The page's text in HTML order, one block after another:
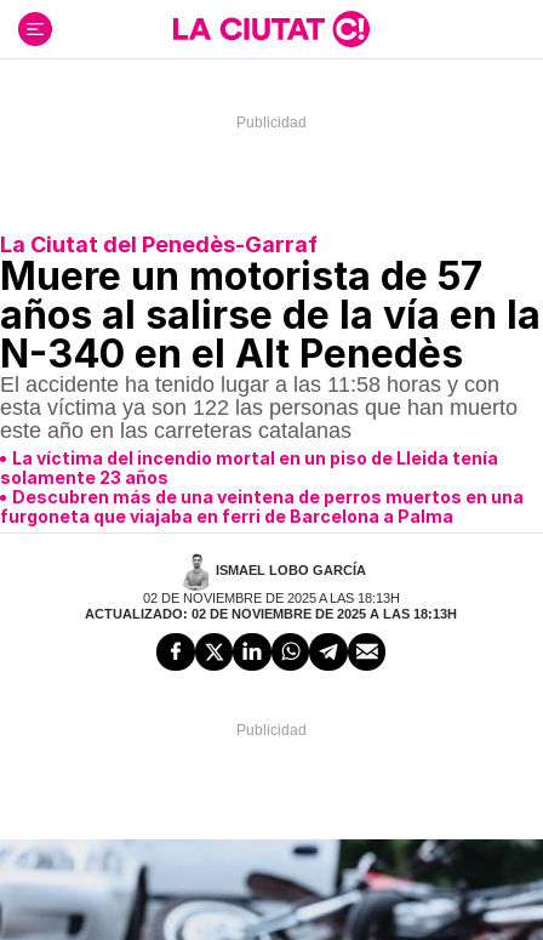
contenido
La Ciutat del Penedès-Garraf
Muere un motorista de 57
años al salirse de la vía en la
N-340 en el Alt Penedès
El accidente ha tenido lugar a las 11:58 horas y con
esta víctima ya son 122 las personas que han muerto
este año en las carreteras catalanas
La víctima del incendio mortal en un piso de Lleida tenía
solamente 23 años
Descubren más de una veintena de perros muertos en una
furgoneta que viajaba en ferri de Barcelona a Palma
ISMAEL LOBO GARCÍA
02 DE NOVIEMBRE DE 2025 A LAS 18:13H
ACTUALIZADO: 02 DE NOVIEMBRE DE 2025 A LAS 18:13H